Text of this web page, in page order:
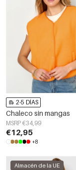
2-5 DÍAS
Chaleco sin mangas
MSRP €34,99
€12,95
+8
Almacén de la UE